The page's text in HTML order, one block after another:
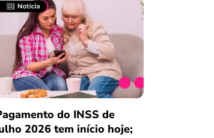
Achei muito rápido,
burocracia
Comentário retirado da nossa
08/03/2023
do INSS de
2026 tem início hoje;